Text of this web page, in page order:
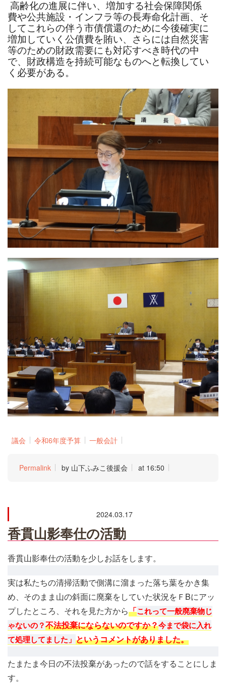
高齢化の進展に伴い、増加する社会保障関係
費や公共施設・インフラ等の長寿命化計画、そ
してこれらの伴う市債償還のために今後確実に
増加していく公債費を賄い、さらには自然災害
等のための財政需要にも対応すべき時代の中
で、財政構造を持続可能なものへと転換してい
く必要がある。
議会 令和6年度予算 一般会計
Permalink by 山下ふみこ後援会 at 16:50
2024.03.17
香貫山影奉仕の活動
香貫山影奉仕の活動を少しお話をします。
実は私たちの清掃活動で側溝に溜まった落ち葉をかき集
め、そのまま山の斜面に廃棄をしていた状況をＦBにアッ
プしたところ、それを見た方から「これって一般廃棄物じ
ゃないの？不法投棄にならないのですか？今まで袋に入れ
て処理してました」 というコメントがありました。
たまたま今日の不法投棄があったので話をすることにしま
す。